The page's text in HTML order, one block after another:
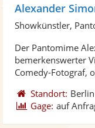
Alexander
Showkünstler,
Der Pantomime
bemerkenswerter
Comedy-Fotograf,
Standort: Berlin
Gage: auf